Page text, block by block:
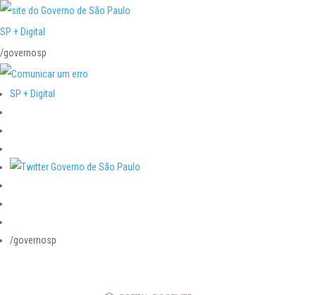
SP + Digital
/governosp
SP + Digital
/governosp